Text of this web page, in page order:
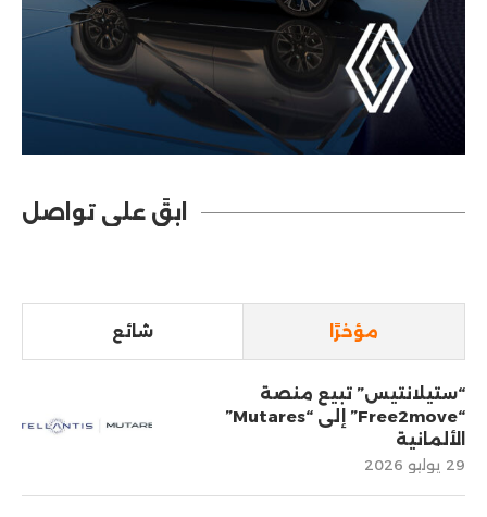
ابقَ على تواصل
مؤخرًا شائع
“ستيلانتيس” تبيع منصة
“Free2move” إلى “Mutares”
الألمانية
29 يوليو 2026